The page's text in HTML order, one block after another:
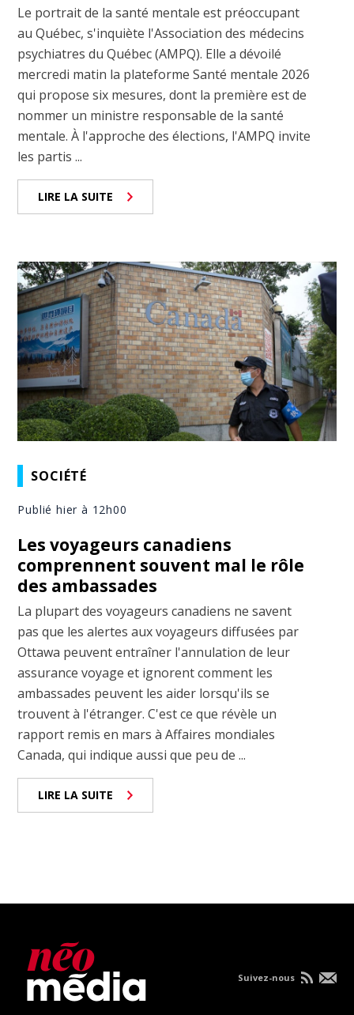
Le portrait de la santé mentale est préoccupant
au Québec, s'inquiète l'Association des médecins
psychiatres du Québec (AMPQ). Elle a dévoilé
mercredi matin la plateforme Santé mentale 2026
qui propose six mesures, dont la première est de
nommer un ministre responsable de la santé
mentale. À l'approche des élections, l'AMPQ invite
les partis ...
LIRE LA SUITE
SOCIÉTÉ
Publié hier à 12h00
Les voyageurs canadiens
comprennent souvent mal le rôle
des ambassades
La plupart des voyageurs canadiens ne savent
pas que les alertes aux voyageurs diffusées par
Ottawa peuvent entraîner l'annulation de leur
assurance voyage et ignorent comment les
ambassades peuvent les aider lorsqu'ils se
trouvent à l'étranger. C'est ce que révèle un
rapport remis en mars à Affaires mondiales
Canada, qui indique aussi que peu de ...
LIRE LA SUITE
Suivez-nous